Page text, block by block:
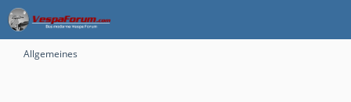
Allgemeines